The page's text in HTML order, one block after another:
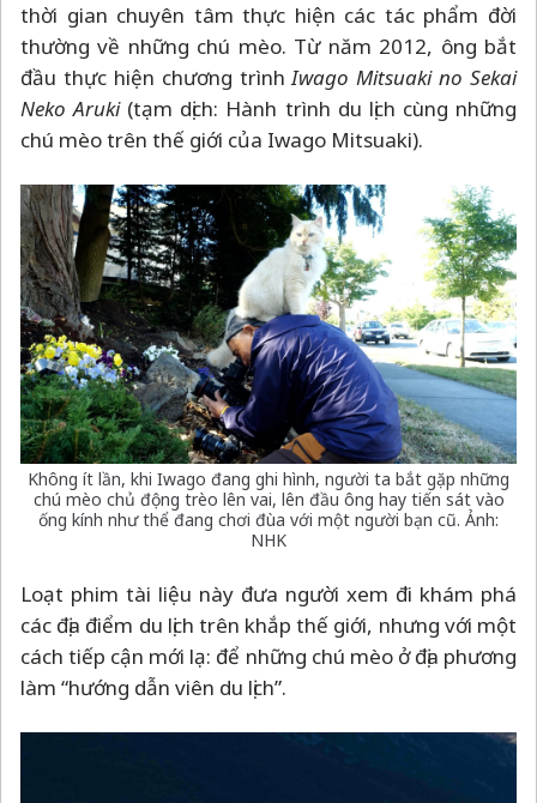
thời gian chuyên tâm thực hiện các tác phẩm đời
thường về những chú mèo. Từ năm 2012, ông bắt
đầu thực hiện chương trình Iwago Mitsuaki no Sekai
Neko Aruki (tạm dịch: Hành trình du lịch cùng những
chú mèo trên thế giới của Iwago Mitsuaki).
Không ít lần, khi Iwago đang ghi hình, người ta bắt gặp những
chú mèo chủ động trèo lên vai, lên đầu ông hay tiến sát vào
ống kính như thể đang chơi đùa với một người bạn cũ. Ảnh:
NHK
Loạt phim tài liệu này đưa người xem đi khám phá
các địa điểm du lịch trên khắp thế giới, nhưng với một
cách tiếp cận mới lạ: để những chú mèo ở địa phương
làm “hướng dẫn viên du lịch”.